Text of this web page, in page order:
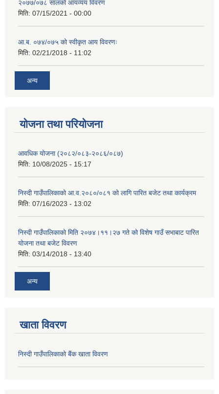
२०७७/०७८ सालको आयव्यय विवरण
मिति: 07/15/2021 - 00:00
आ.ब. ०७४/०७५ को स्वीकृत आय विवरणः
मिति: 02/21/2018 - 11:02
अन्य
योजना तथा परियोजना
आवधिक योजना (२०८२/०८३-२०८६/०८७)
मिति: 10/08/2025 - 15:17
निस्दी गाउँपालिकाको आ.व.२०८०/०८१ को लागि पारित बजेट तथा कार्यक्रम
मिति: 07/16/2023 - 13:02
निस्दी गाउँपालिकाको मिति २०७४।११।२७ गते को विशेष गाउँ सभाबाट पारित
योजना तथा बजेट विवरण
मिति: 03/14/2018 - 13:40
अन्य
खाता विवरण
निस्दी गाउँपालिकाको बैंक खाता विवरण